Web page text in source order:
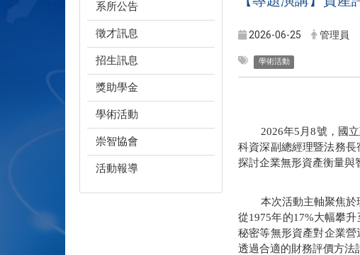
系所公告
徵才訊息
招生訊息
獎助學金
學術活動
崇智協會
活動報導
2026-06-25 管理員
學術活動
2026年5 月8號， 國
科資深副總經理暨法務
探討企業無形資產衡量與
本次活動主軸聚焦
從1975年的17%大幅攀升
秘密等無形資產對企業
透過合適的財務評價方法